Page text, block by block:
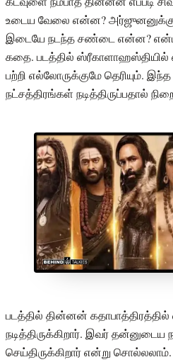
உடைய வேலை என்ன?
இடையே நடந்த சண்டை என்ன?
கதை. படத்தில்
பற்றி எல்லோருக்குமே தெரியும். இந்த
நட்சத்திரங்கள் நடித்திருப்பதால்
படத்தில் தின்னன் கதாபாத்திரத்தில்
நடித்திருக்கிறார். இவர் தன்னுடைய
செய்திருக்கிறார் என்று